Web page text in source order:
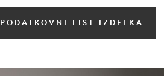
PODATKOVNI LIST IZDELKA